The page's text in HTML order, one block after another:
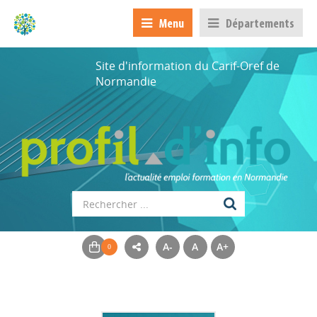
Menu Départements
Site d'information du Carif-Oref de
Normandie
A- A A+